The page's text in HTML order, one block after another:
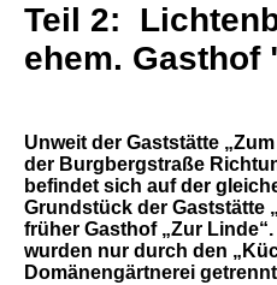
Teil 2:
ehem. Gasthof
Unweit der Gaststätte
der Burgbergstraße
befindet sich auf der
Grundstück der Gaststätte
früher Gasthof „Zur
wurden nur durch den
Domänengärtnerei